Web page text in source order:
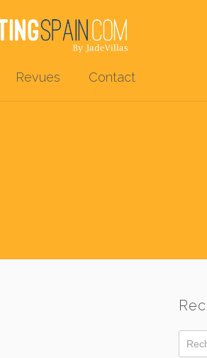
Revues Contact